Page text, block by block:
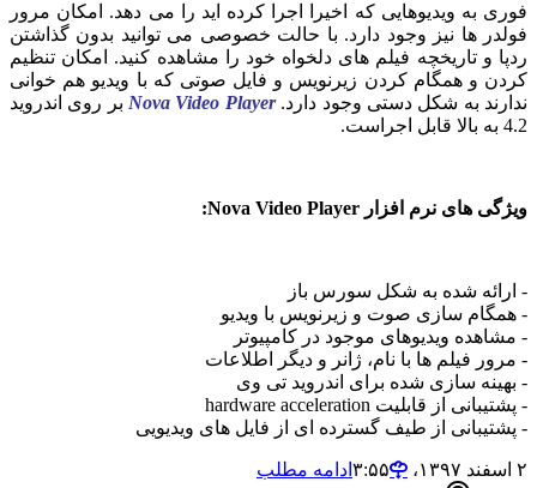
فوری به ویدیوهایی که اخیرا اجرا کرده اید را می دهد. امکان مرور
فولدر ها نیز وجود دارد. با حالت خصوصی می توانید بدون گذاشتن
ردپا و تاریخچه فیلم های دلخواه خود را مشاهده کنید. امکان تنظیم
کردن و همگام کردن زیرنویس و فایل صوتی که با ویدیو هم خوانی
ندارند به شکل دستی وجود دارد.Nova Video Player بر روی اندروید
4.2 به بالا قابل اجراست.
ویژگی های نرم افزار Nova Video Player:
- ارائه شده به شکل سورس باز
- همگام سازی صوت و زیرنویس با ویدیو
- مشاهده ویدیوهای موجود در کامپیوتر
- مرور فیلم ها با نام، ژانر و دیگر اطلاعات
- بهینه سازی شده برای اندروید تی وی
- پشتیبانی از قابلیت hardware acceleration
- پشتیبانی از طیف گسترده ای از فایل های ویدیویی
۲ اسفند ۱۳۹۷،‏ ۳:۵۵
ادامه مطلب